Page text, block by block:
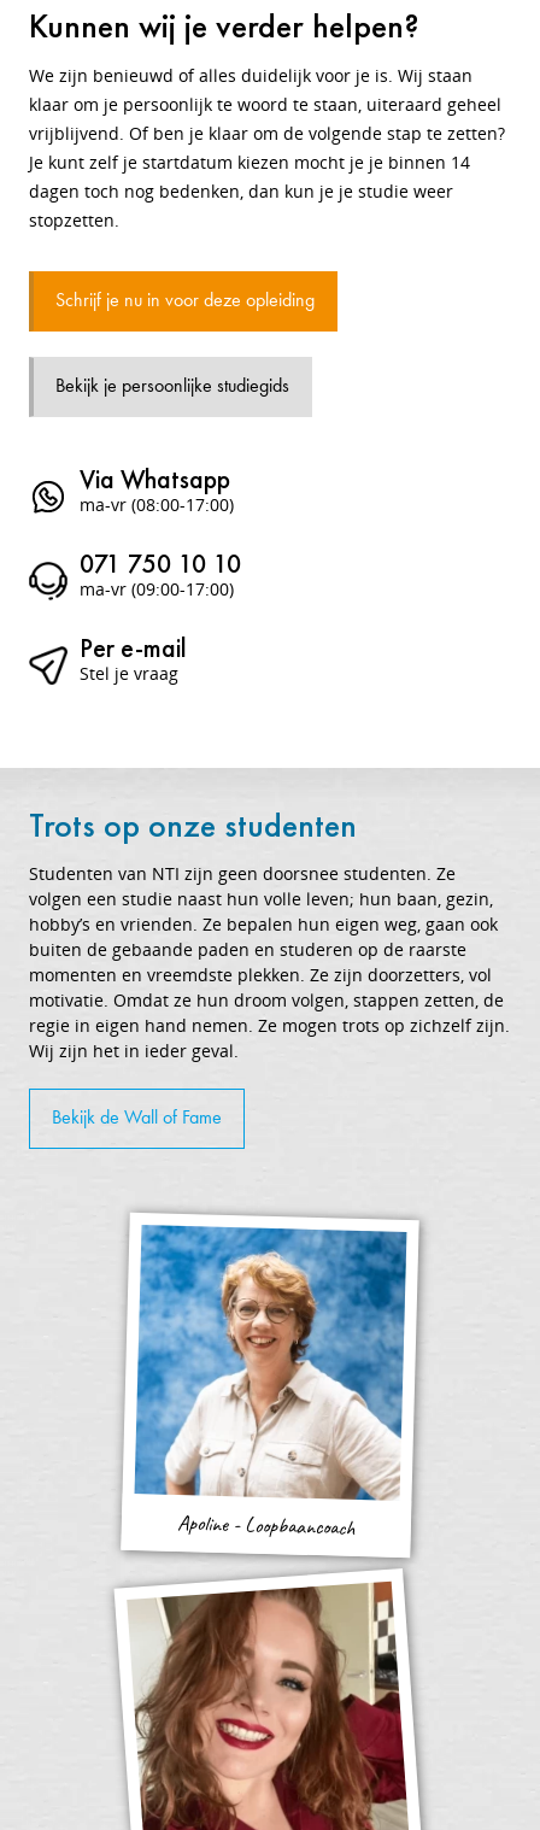
Kunnen wij je verder helpen?
We zijn benieuwd of alles duidelijk voor je is. Wij staan
klaar om je persoonlijk te woord te staan, uiteraard geheel
vrijblijvend. Of ben je klaar om de volgende stap te zetten?
Je kunt zelf je startdatum kiezen mocht je je binnen 14
dagen toch nog bedenken, dan kun je je studie weer
stopzetten.
Schrijf je nu in voor deze opleiding
Bekijk je persoonlijke studiegids
Via Whatsapp
ma-vr (08:00-17:00)
071 750 10 10
ma-vr (09:00-17:00)
Per e-mail
Stel je vraag
Trots op onze studenten
Studenten van NTI zijn geen doorsnee studenten. Ze
volgen een studie naast hun volle leven; hun baan, gezin,
hobby’s en vrienden. Ze bepalen hun eigen weg, gaan ook
buiten de gebaande paden en studeren op de raarste
momenten en vreemdste plekken. Ze zijn doorzetters, vol
motivatie. Omdat ze hun droom volgen, stappen zetten, de
regie in eigen hand nemen. Ze mogen trots op zichzelf zijn.
Wij zijn het in ieder geval.
Bekijk de Wall of Fame
Apoline - Loopbaancoach